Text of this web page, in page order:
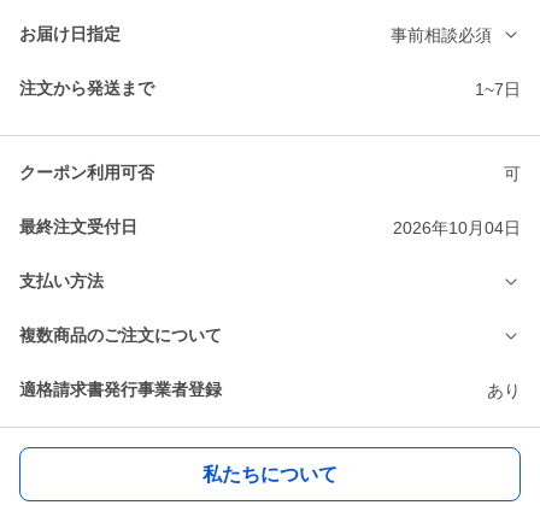
お届け日指定 事前相談必須
注文から発送まで 1~7日
クーポン利用可否 可
最終注文受付日 2026年10月04日
支払い方法
複数商品のご注文について
適格請求書発行事業者登録 あり
私たちについて